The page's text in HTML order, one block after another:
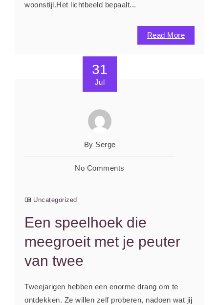
woonstijl.Het lichtbeeld bepaalt...
Read More
31
Jul
By Serge
No Comments
Uncategorized
Een speelhoek die
meegroeit met je peuter
van twee
Tweejarigen hebben een enorme drang om te
ontdekken. Ze willen zelf proberen, nadoen wat jij